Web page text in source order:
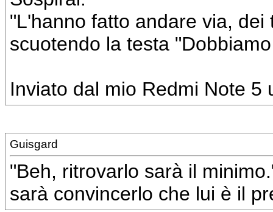
"L'hanno fatto andare via,
scuotendo la testa
Inviato dal mio Redmi Note 5
Guisgard
"Beh, ritrovarlo sarà il
sarà convincerlo che lui è il